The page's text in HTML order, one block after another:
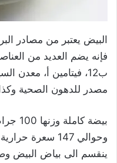
البيض يعتبر من مصادر
فإنه يضم العديد من
ب12، فيتامين أ، معدن
مصدر للدهون الصحية
وحوالي 147
ينقسم الى بياض البيض